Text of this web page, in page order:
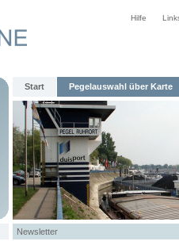
Hilfe
Start Pegelauswahl über Karte
Newsletter